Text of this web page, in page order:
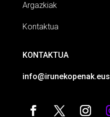
Argazkiak
Kontaktua
KONTAKTUA
info@irunekopenak.eus